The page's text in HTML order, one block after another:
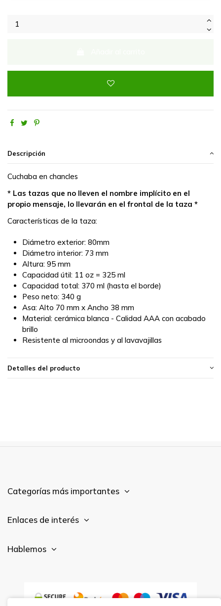
Descripción
Cuchaba en chancles
* Las tazas que no lleven el nombre implícito en el
propio mensaje, lo llevarán en el frontal de la taza *
Características de la taza:
Diámetro exterior: 80mm
Diámetro interior: 73 mm
Altura: 95 mm
Capacidad útil: 11 oz = 325 ml
Capacidad total: 370 ml (hasta el borde)
Peso neto: 340 g
Asa: Alto 70 mm x Ancho 38 mm
Material: cerámica blanca - Calidad AAA con acabado
brillo
Resistente al microondas y al lavavajillas
Detalles del producto
Categorías más importantes
Enlaces de interés
Hablemos